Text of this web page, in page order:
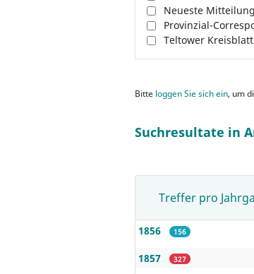
Neueste
Provinzial-
Teltower Kreisblatt
Bitte loggen Sie sich ein, um
Suchresultate in
Treffer pro
1856 156
1857 327